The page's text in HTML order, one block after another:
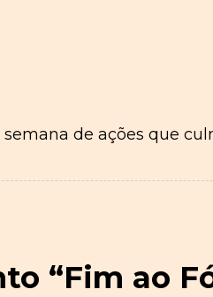
de ações que
“Fim ao